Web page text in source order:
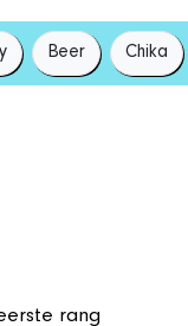
Beer Chika
rang